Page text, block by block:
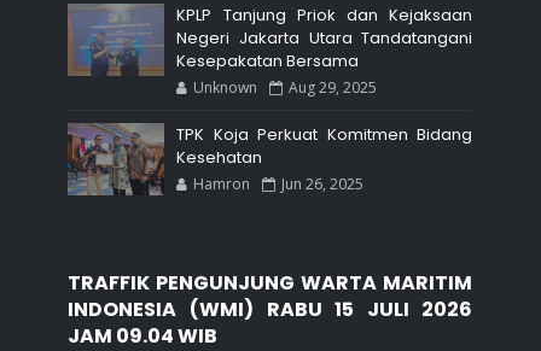
KPLP Tanjung Priok dan Kejaksaan
Negeri Jakarta Utara Tandatangani
Kesepakatan Bersama
Unknown Aug 29, 2025
TPK Koja Perkuat Komitmen Bidang
Kesehatan
Hamron Jun 26, 2025
TRAFFIK PENGUNJUNG WARTA MARITIM
INDONESIA (WMI) RABU 15 JULI 2026
JAM 09.04 WIB